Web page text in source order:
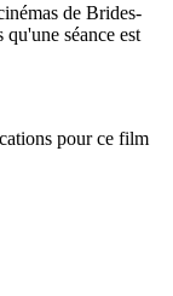
de Brides-
séance est
pour ce film